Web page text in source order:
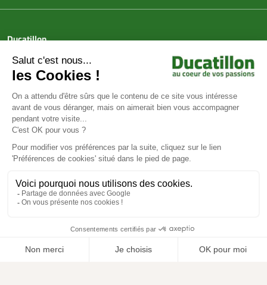
Ducatillon
Achat en ligne
Services
Aide & Conseils
Paiement sécurisé
© Ducatillon 2026